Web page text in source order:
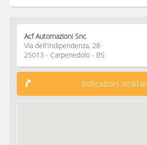
Acf Automazioni Snc
Via dell'Indipendenza, 28
25013 - Carpenedolo - BS
Indicazioni stradali